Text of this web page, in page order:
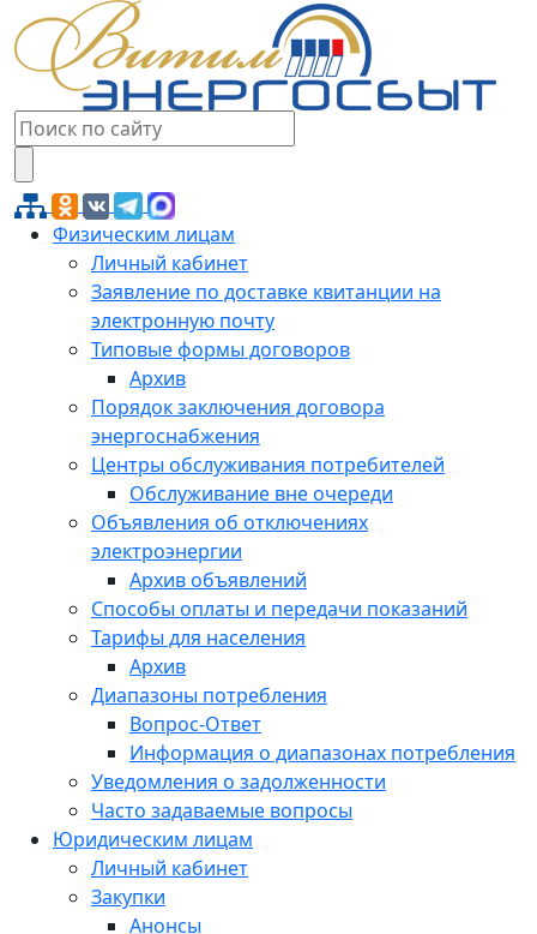
Физическим лицам
Личный кабинет
Заявление по доставке квитанции на
электронную почту
Типовые формы договоров
Архив
Порядок заключения договора
энергоснабжения
Центры обслуживания потребителей
Обслуживание вне очереди
Объявления об отключениях
электроэнергии
Архив объявлений
Способы оплаты и передачи показаний
Тарифы для населения
Архив
Диапазоны потребления
Вопрос-Ответ
Информация о диапазонах потребления
Уведомления о задолженности
Часто задаваемые вопросы
Юридическим лицам
Личный кабинет
Закупки
Анонсы